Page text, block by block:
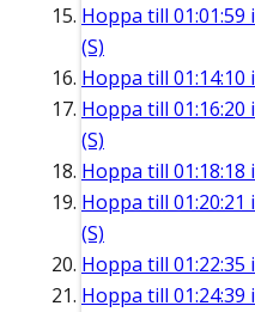
Hoppa till 01:01:59
(S)
Hoppa till 01:14:10
Hoppa till 01:16:20
(S)
Hoppa till 01:18:18
Hoppa till 01:20:21
(S)
Hoppa till 01:22:35
Hoppa till 01:24:39